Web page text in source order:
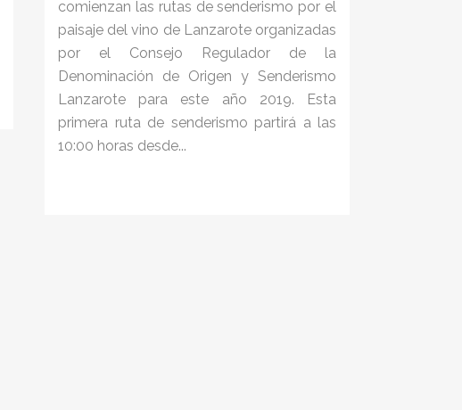
comienzan las rutas de senderismo por el
paisaje del vino de Lanzarote organizadas
por el Consejo Regulador de la
Denominación de Origen y Senderismo
Lanzarote para este año 2019. Esta
primera ruta de senderismo partirá a las
10:00 horas desde...